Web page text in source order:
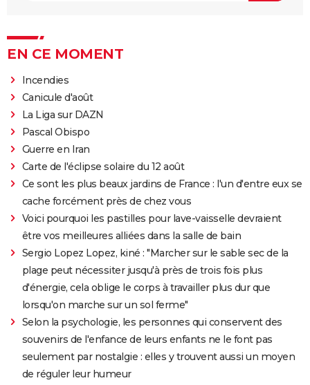
EN CE MOMENT
Incendies
Canicule d'août
La Liga sur DAZN
Pascal Obispo
Guerre en Iran
Carte de l'éclipse solaire du 12 août
Ce sont les plus beaux jardins de France : l'un d'entre eux se
cache forcément près de chez vous
Voici pourquoi les pastilles pour lave-vaisselle devraient
être vos meilleures alliées dans la salle de bain
Sergio Lopez Lopez, kiné : "Marcher sur le sable sec de la
plage peut nécessiter jusqu'à près de trois fois plus
d'énergie, cela oblige le corps à travailler plus dur que
lorsqu'on marche sur un sol ferme"
Selon la psychologie, les personnes qui conservent des
souvenirs de l'enfance de leurs enfants ne le font pas
seulement par nostalgie : elles y trouvent aussi un moyen
de réguler leur humeur